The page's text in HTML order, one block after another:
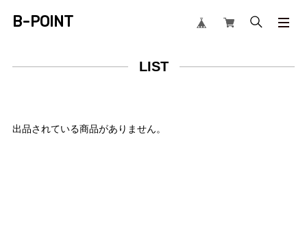
B-POINT
LIST
出品されている商品がありません。